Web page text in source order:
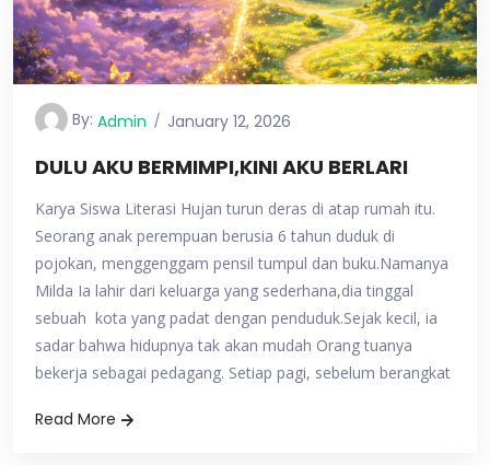
By: Admin January 12, 2026
DULU AKU BERMIMPI,KINI AKU BERLARI
Karya Siswa Literasi Hujan turun deras di atap rumah itu.
Seorang anak perempuan berusia 6 tahun duduk di
pojokan, menggenggam pensil tumpul dan buku.Namanya
Milda Ia lahir dari keluarga yang sederhana,dia tinggal
sebuah kota yang padat dengan penduduk.Sejak kecil, ia
sadar bahwa hidupnya tak akan mudah Orang tuanya
bekerja sebagai pedagang. Setiap pagi, sebelum berangkat
Read More